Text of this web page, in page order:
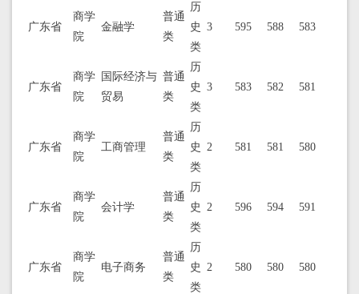
广东省
商学
院
金融学
普通
类
历
史
类
3 595 588 583
广东省
商学
院
国际经济与
贸易
普通
类
历
史
类
3 583 582 581
广东省
商学
院
工商管理
普通
类
历
史
类
2 581 581 580
广东省
商学
院
会计学
普通
类
历
史
类
2 596 594 591
广东省
商学
院
电子商务
普通
类
历
史
类
2 580 580 580